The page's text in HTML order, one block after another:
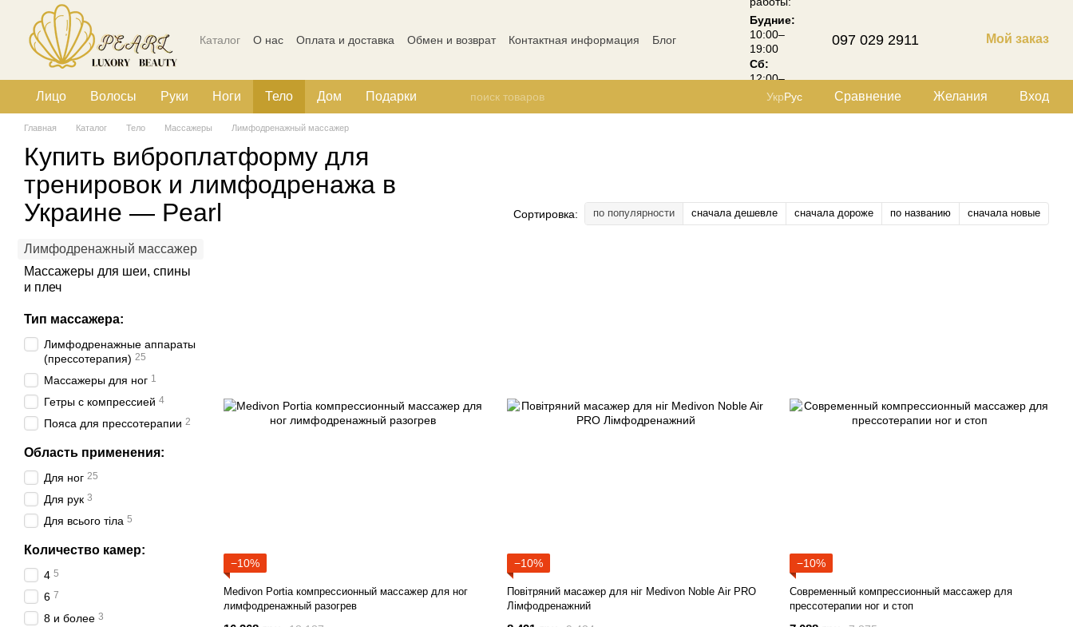
Перейти к основному контенту
Каталог О нас Оплата и доставка Обмен и возврат Контактная информация
Блог
Будние:
10:00–
19:00
Сб:
12:00–
18:00
097 029 2911 Мой заказ
Лицо Волосы Руки Ноги Тело Дом Подарки УкрРус Сравнение Желания Вход
Главная Каталог Тело Массажеры Лимфодренажный массажер
Купить виброплатформу для
тренировок и лимфодренажа в
Украине — Pearl
Сортировка: по популярности сначала дешевле сначала дороже по названию сначала новые
−10%
Medivon Portia компрессионный массажер для ног
лимфодренажный разогрев
−10%
Повітряний масажер для ніг Medivon Noble Air PRO
Лімфодренажний
−10%
Современный компрессионный массажер для
прессотерапии ног и стоп
Лимфодренажный массажер
Массажеры для шеи, спины
и плеч
Тип массажера:
Лимфодренажные аппараты
(прессотерапия) 25
Массажеры для ног 1
Гетры с компрессией 4
Пояса для прессотерапии 2
Область применения:
Для ног 25
Для рук 3
Для всього тіла 5
Количество камер:
4 5
6 7
8 и более 3